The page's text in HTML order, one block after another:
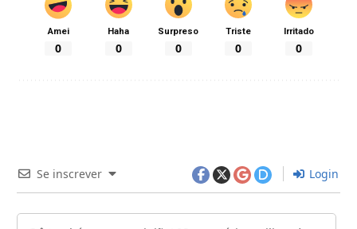
Amei
0
Haha
0
Surpreso
0
Triste
0
Irritado
0
Se inscrever Login